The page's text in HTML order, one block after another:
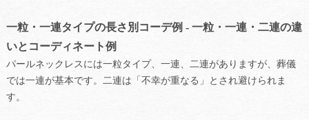
一粒・一連タイプの長さ別コーデ例 - 一粒・一連・二連の違
いとコーディネート例
パールネックレスには一粒タイプ、一連、二連がありますが、葬儀
では一連が基本です。二連は「不幸が重なる」とされ避けられま
す。